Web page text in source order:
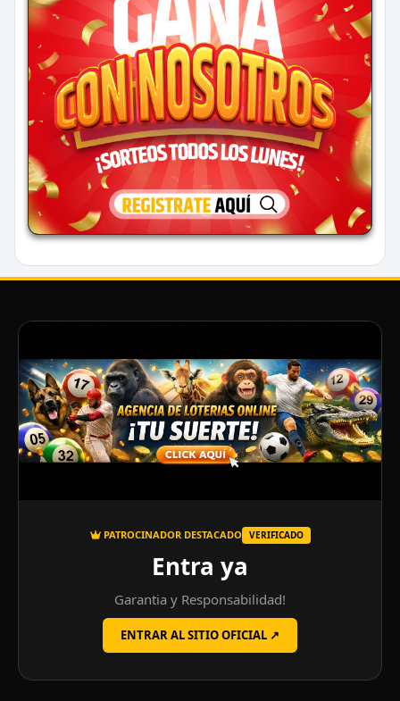
PATROCINADOR DESTACADO VERIFICADO
Entra ya
Garantia y Responsabilidad!
ENTRAR AL SITIO OFICIAL ↗